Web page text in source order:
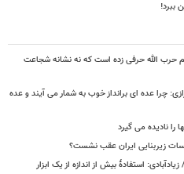
ببرد!
حرب الله حرفی زده است که نه نشانه شجاعت
چرا عده ای برانداز خوب به شمار می آیند و عده
را نادیده می گیرد
زیربنایی ایران عقب نشست؟
استفادهٔ بیش از اندازه از یک ابزار